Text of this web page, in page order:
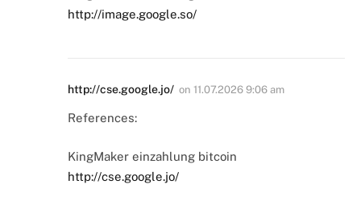
http://image.google.so/
http://cse.google.jo/ on 11.07.2026 9:06 am
References:
KingMaker einzahlung bitcoin
http://cse.google.jo/